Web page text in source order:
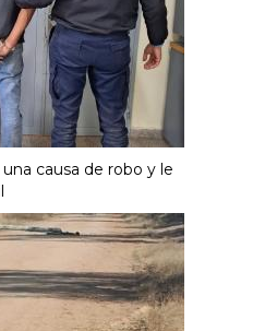
causa de robo y le